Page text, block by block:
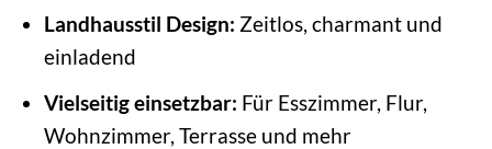
Landhausstil Design: Zeitlos, charmant und
einladend
Vielseitig einsetzbar: Für Esszimmer, Flur,
Wohnzimmer, Terrasse und mehr